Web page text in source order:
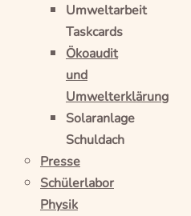
Umweltarbeit
Taskcards
Ökoaudit
und
Umwelterklärung
Solaranlage
Schuldach
Presse
Schülerlabor
Physik